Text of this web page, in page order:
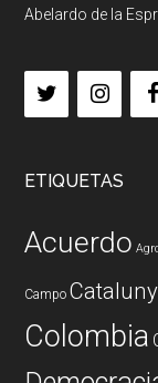
Abelardo de la
ETIQUETAS
Acuerdo
Campo
Colombia